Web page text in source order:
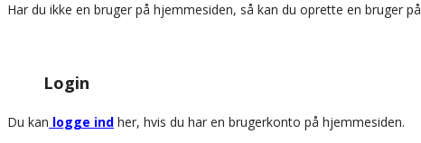
Har du ikke en bruger på hjemmesiden, så kan du oprette en bruger på
Login
Du kan logge ind her, hvis du har en brugerkonto på hjemmesiden.